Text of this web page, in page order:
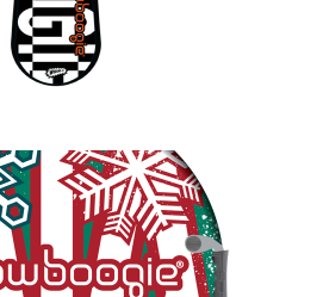
Aqua Force
Arctic Force
Boogieboard